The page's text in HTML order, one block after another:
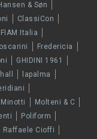
& Søn
ClassiCon
FIAM Italia
Fredericia
GHIDINI 1961
lapalma
Minotti
Molteni & C
Poliform
Raffaele Cioffi